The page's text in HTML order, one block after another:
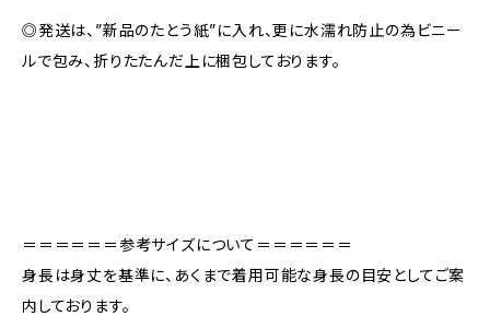
◎発送は、”新品のたとう紙”に入れ、更に水濡れ防止の為ビニー
ルで包み、折りたたんだ上に梱包しております。
＝＝＝＝＝＝参考サイズについて＝＝＝＝＝＝
身長は身丈を基準に、あくまで着用可能な身長の目安としてご案
内しております。